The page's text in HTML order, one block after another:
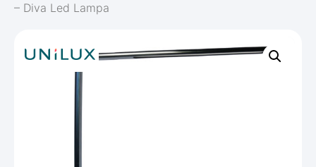
– Diva Led Lampa